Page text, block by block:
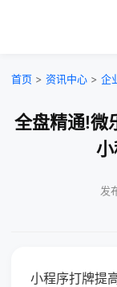
首页 > 资讯中心 > 企
全盘精通!微
发
小程序打牌提